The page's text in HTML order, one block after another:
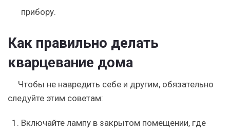
прибору.
Как правильно делать
кварцевание дома
Чтобы не навредить себе и другим, обязательно
следуйте этим советам:
Включайте лампу в закрытом помещении, где